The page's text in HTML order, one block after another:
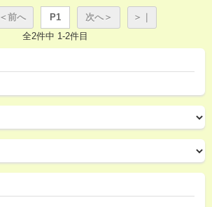
＜前へ P1 次へ＞
＞｜
全2件中 1-2件目